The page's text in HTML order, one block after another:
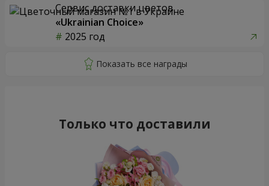
Сервис доставки цветов
«Ukrainian Choice»
2025 год
Только что доставили